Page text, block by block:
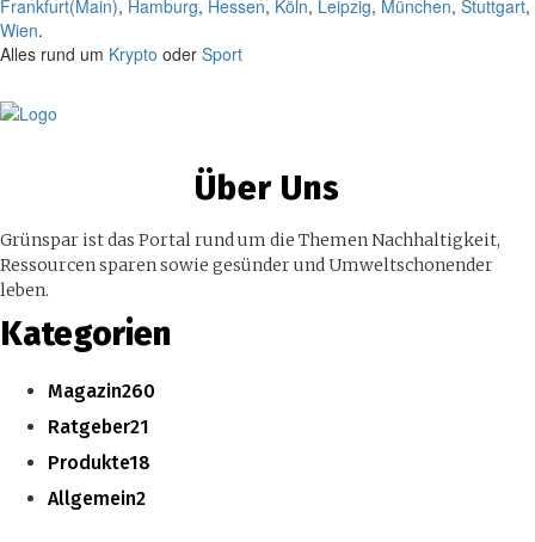
Frankfurt(Main), Hamburg, Hessen, Köln, Leipzig, München, Stuttgart,
Wien.
Alles rund um Krypto oder Sport
Über Uns
Grünspar ist das Portal rund um die Themen Nachhaltigkeit,
Ressourcen sparen sowie gesünder und Umweltschonender
leben.
Kategorien
Magazin260
Ratgeber21
Produkte18
Allgemein2